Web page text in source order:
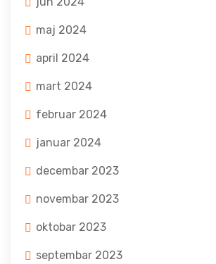
maj 2024
april 2024
mart 2024
februar 2024
januar 2024
decembar 2023
novembar 2023
oktobar 2023
septembar 2023